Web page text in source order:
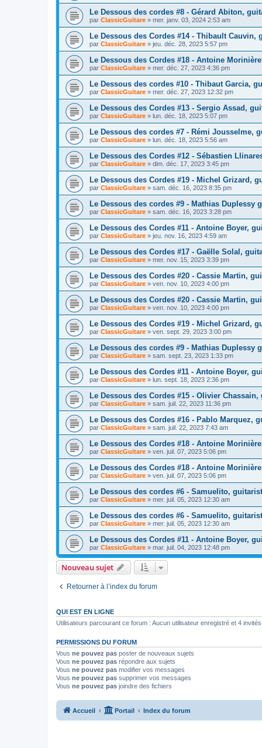
Le Dessous des cordes #8 - Gérard Abiton,
par ClassicGuitare » mer. janv. 03, 2024 2:53 am
Le Dessous des Cordes #14 - Thibault Cauvin,
par ClassicGuitare » jeu. déc. 28, 2023 5:57 pm
Le Dessous des Cordes #18 - Antoine
par ClassicGuitare » mer. déc. 27, 2023 4:36 pm
Le Dessous des cordes #10 - Thibaut Garcia,
par ClassicGuitare » mer. déc. 27, 2023 12:32 pm
Le Dessous des Cordes #13 - Sergio Assad,
par ClassicGuitare » lun. déc. 18, 2023 5:07 pm
Le Dessous des cordes #7 - Rémi Jousselme,
par ClassicGuitare » lun. déc. 18, 2023 5:56 am
Le Dessous des Cordes #12 - Sébastien
par ClassicGuitare » dim. déc. 17, 2023 3:45 pm
Le Dessous des Cordes #19 - Michel Grizard,
par ClassicGuitare » sam. déc. 16, 2023 8:35 pm
Le Dessous des cordes #9 - Mathias Duplessy
par ClassicGuitare » sam. déc. 16, 2023 3:28 pm
Le Dessous des Cordes #11 - Antoine Boyer,
par ClassicGuitare » jeu. nov. 16, 2023 4:59 am
Le Dessous des Cordes #17 - Gaëlle Solal,
par ClassicGuitare » mer. nov. 15, 2023 3:39 pm
Le Dessous des Cordes #20 - Cassie Martin,
par ClassicGuitare » ven. nov. 10, 2023 4:00 pm
Le Dessous des Cordes #20 - Cassie Martin,
par ClassicGuitare » ven. nov. 10, 2023 4:00 pm
Le Dessous des Cordes #19 - Michel Grizard,
par ClassicGuitare » ven. sept. 29, 2023 3:00 pm
Le Dessous des cordes #9 - Mathias Duplessy
par ClassicGuitare » sam. sept. 23, 2023 1:33 pm
Le Dessous des Cordes #11 - Antoine Boyer,
par ClassicGuitare » lun. sept. 18, 2023 2:36 pm
Le Dessous des Cordes #15 - Olivier
par ClassicGuitare » sam. juil. 22, 2023 11:36 pm
Le Dessous des Cordes #16 - Pablo Marquez,
par ClassicGuitare » sam. juil. 22, 2023 7:43 am
Le Dessous des Cordes #18 - Antoine
par ClassicGuitare » ven. juil. 07, 2023 5:06 pm
Le Dessous des Cordes #18 - Antoine
par ClassicGuitare » ven. juil. 07, 2023 5:06 pm
Le Dessous des cordes #6 - Samuelito,
par ClassicGuitare » mer. juil. 05, 2023 12:30 am
Le Dessous des cordes #6 - Samuelito,
par ClassicGuitare » mer. juil. 05, 2023 12:30 am
Le Dessous des Cordes #11 - Antoine Boyer,
par ClassicGuitare » mar. juil. 04, 2023 12:48 pm
Nouveau sujet
Retourner à l’index du forum
QUI EST EN LIGNE
Utilisateurs parcourant ce forum : Aucun utilisateur enregistré et 4 invités
PERMISSIONS DU FORUM
Vous ne pouvez pas poster de nouveaux sujets
Vous ne pouvez pas répondre aux sujets
Vous ne pouvez pas modifier vos messages
Vous ne pouvez pas supprimer vos messages
Vous ne pouvez pas joindre des fichiers
Accueil Portail Index du forum